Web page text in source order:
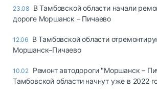
Топливо, масла и
23.08 В Тамбовской области начали
дороге Моршанск – Пичаево
12.06 В Тамбовской области
Моршанск–Пичаево
10.02 Ремонт автодороги "Моршанск –
Тамбовской области начнут уже в 2022